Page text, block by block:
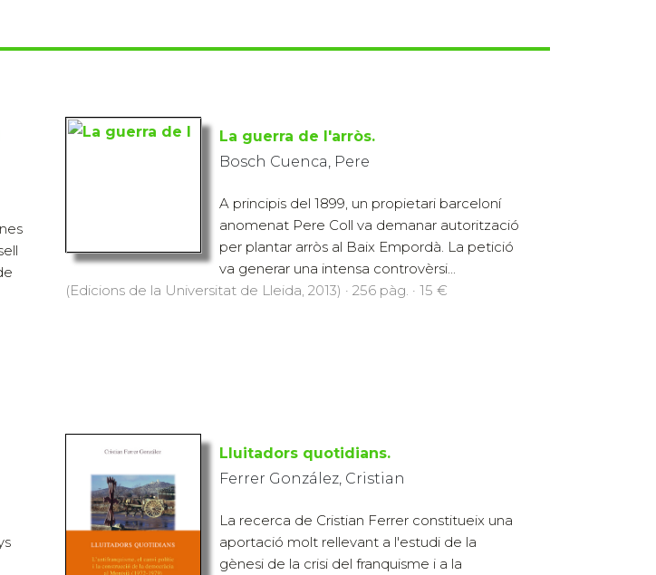
La guerra de l'arròs.
Bosch Cuenca, Pere
A principis del 1899, un propietari barceloní
anomenat Pere Coll va demanar autorització
per plantar arròs al Baix Empordà. La petició
va generar una intensa controvèrsi...
(Edicions de la Universitat de Lleida, 2013) · 256 pàg. · 15 €
Lluitadors quotidians.
Ferrer González, Cristian
La recerca de Cristian Ferrer constitueix una
aportació molt rellevant a l'estudi de la
gènesi de la crisi del franquisme i a la